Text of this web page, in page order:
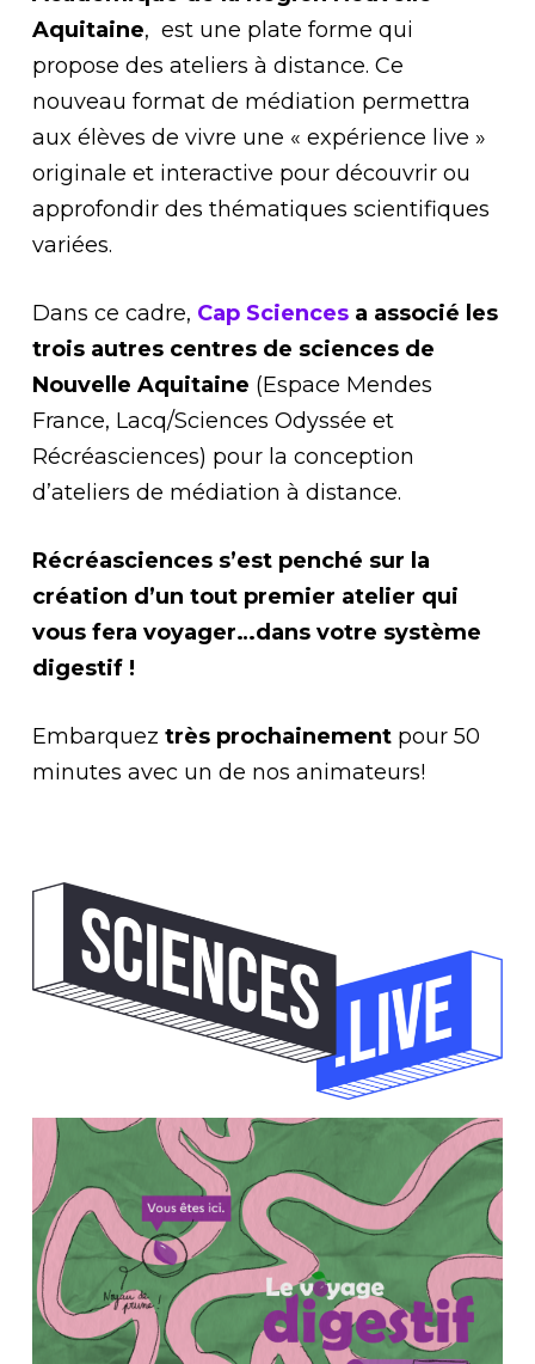
Aquitaine, est une plate forme qui
propose des ateliers à distance. Ce
nouveau format de médiation permettra
aux élèves de vivre une « expérience live »
originale et interactive pour découvrir ou
approfondir des thématiques scientifiques
variées.
Dans ce cadre, Cap Sciencesa associé les
trois autres centres de sciences de
Nouvelle Aquitaine (Espace Mendes
France, Lacq/Sciences Odyssée et
Récréasciences) pour la conception
d’ateliers de médiation à distance.
Récréasciences s’est penché sur la
création d’un tout premier atelier qui
vous fera voyager…dans votre système
digestif !
Embarquez très prochainementpour 50
minutes avec un de nos animateurs!